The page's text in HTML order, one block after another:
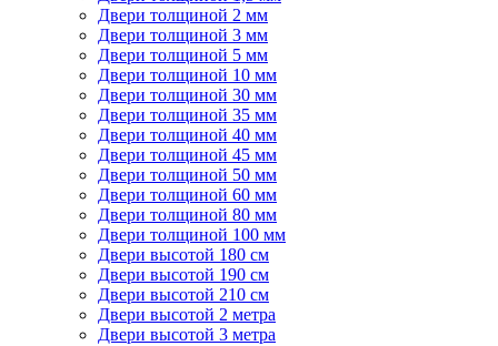
Двери толщиной 2 мм
Двери толщиной 3 мм
Двери толщиной 5 мм
Двери толщиной 10 мм
Двери толщиной 30 мм
Двери толщиной 35 мм
Двери толщиной 40 мм
Двери толщиной 45 мм
Двери толщиной 50 мм
Двери толщиной 60 мм
Двери толщиной 80 мм
Двери толщиной 100 мм
Двери высотой 180 см
Двери высотой 190 см
Двери высотой 210 см
Двери высотой 2 метра
Двери высотой 3 метра